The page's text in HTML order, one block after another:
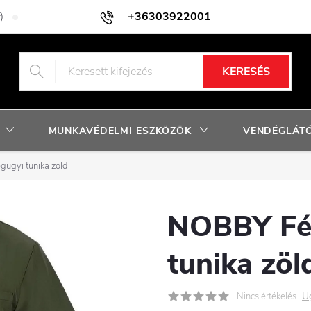
+36303922001
Adatkezelési tájékoztató Facebook nyereményjáték szabályzat
KERESÉS
MUNKAVÉDELMI ESZKÖZÖK
tunika zöld
NOBBY
tunika
Nincs értékelés